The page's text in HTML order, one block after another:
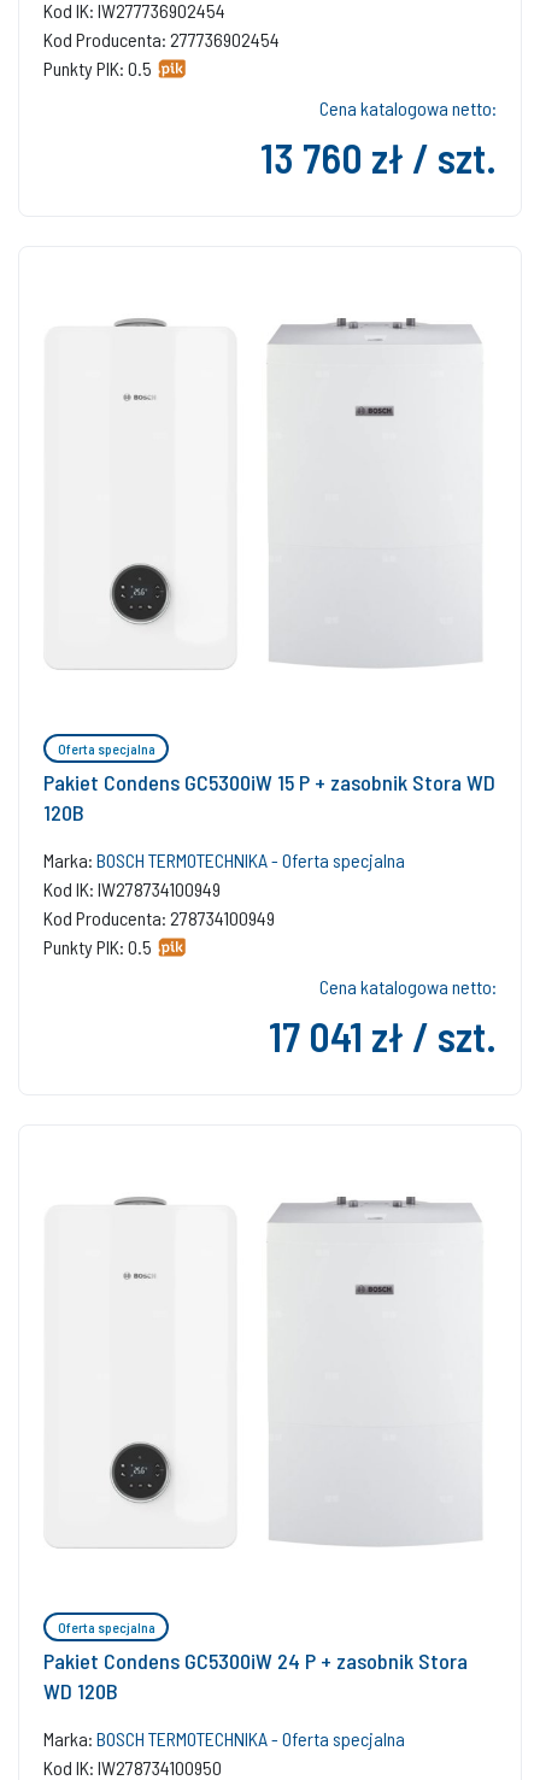
Kod IK: IW277736902454
Kod Producenta: 277736902454
Punkty PIK: 0.5
Cena katalogowa netto:
13 760 zł / szt.
Oferta specjalna
Pakiet Condens GC5300iW 15 P + zasobnik Stora WD
120B
Marka: BOSCH TERMOTECHNIKA - Oferta specjalna
Kod IK: IW278734100949
Kod Producenta: 278734100949
Punkty PIK: 0.5
Cena katalogowa netto:
17 041 zł / szt.
Oferta specjalna
Pakiet Condens GC5300iW 24 P + zasobnik Stora
WD 120B
Marka: BOSCH TERMOTECHNIKA - Oferta specjalna
Kod IK: IW278734100950